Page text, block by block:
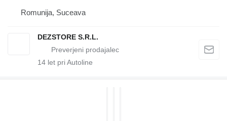
Romunija, Suceava
DEZSTORE S.R.L.
14 let pri Autoline